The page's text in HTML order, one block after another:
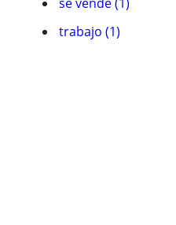
trabajo (1)